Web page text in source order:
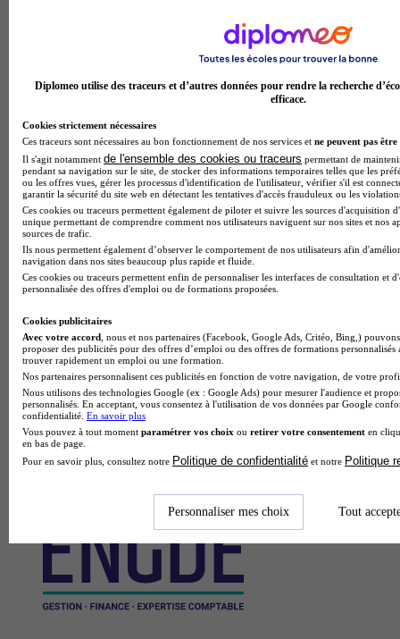
École hôtelière
Voir l’établissement
Diplomeo utilise des traceurs et d’autres données pour rendre la recherche
efficace.
Cookies strictement nécessaires
Ces traceurs sont nécessaires au bon fonctionnement de nos services et ne peuvent pas être
Il s'agit notamment de l'ensemble des cookies ou traceurs permettant de
pendant sa navigation sur le site, de stocker des informations temporaires telles que les
ou les offres vues, gérer les processus d'identification de l'utilisateur, vérifier s'il est
garantir la sécurité du site web en détectant les tentatives d'accès frauduleux ou les
Ces cookies ou traceurs permettent également de piloter et suivre les sources d'acquisition
unique permettant de comprendre comment nos utilisateurs naviguent sur nos sites et nos
sources de trafic.
Ils nous permettent également d’observer le comportement de nos utilisateurs afin
navigation dans nos sites beaucoup plus rapide et fluide.
Ces cookies ou traceurs permettent enfin de personnaliser les interfaces de consultation et
personnalisée des offres d'emploi ou de formations proposées.
Cookies publicitaires
Avec votre accord , nous et nos partenaires (Facebook, Google Ads, Critéo, Bing,)
proposer des publicités pour des offres d’emploi ou des offres de formations
trouver rapidement un emploi ou une formation.
Nos partenaires personnalisent ces publicités en fonction de votre navigation, de votre
Nous utilisons des technologies Google (ex : Google Ads) pour mesurer l'audience et
personnalisés. En acceptant, vous consentez à l'utilisation de vos données par Google
confidentialité. En savoir plus
Vous pouvez à tout moment paramétrer vos choix ou retirer votre consentement en
en bas de page.
Pour en savoir plus, consultez notre Politique de confidentialité et notre Politique
Personnaliser mes choix Tout